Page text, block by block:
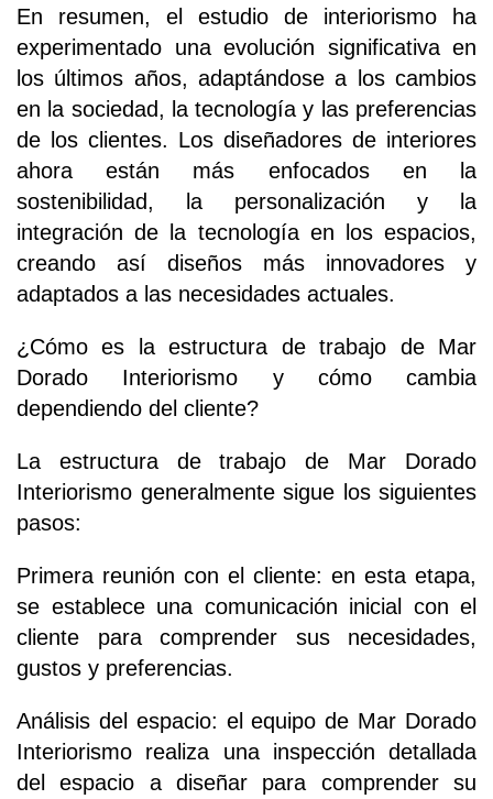
En resumen, el estudio de interiorismo ha
experimentado una evolución significativa en
los últimos años, adaptándose a los cambios
en la sociedad, la tecnología y las preferencias
de los clientes. Los diseñadores de interiores
ahora están más enfocados en la
sostenibilidad, la personalización y la
integración de la tecnología en los espacios,
creando así diseños más innovadores y
adaptados a las necesidades actuales.
¿Cómo es la estructura de trabajo de Mar
Dorado Interiorismo y cómo cambia
dependiendo del cliente?
La estructura de trabajo de Mar Dorado
Interiorismo generalmente sigue los siguientes
pasos:
Primera reunión con el cliente: en esta etapa,
se establece una comunicación inicial con el
cliente para comprender sus necesidades,
gustos y preferencias.
Análisis del espacio: el equipo de Mar Dorado
Interiorismo realiza una inspección detallada
del espacio a diseñar para comprender su